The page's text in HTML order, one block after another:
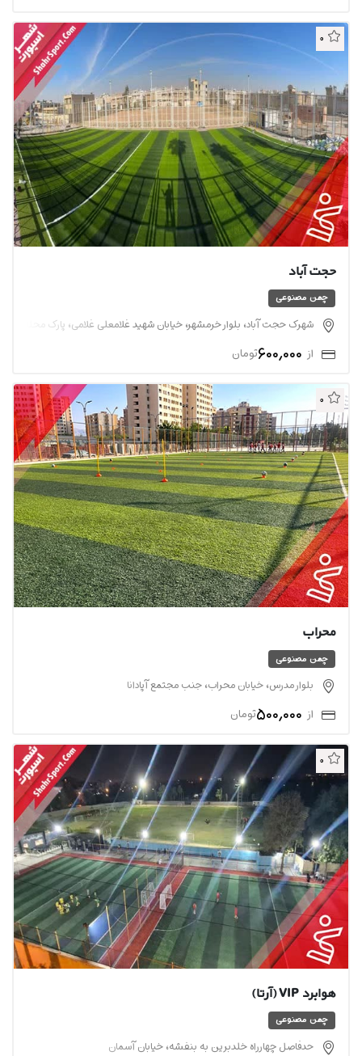
0
حجت آباد
چمن مصنوعی
شهرک حجت آباد، بلوار خرمشهر، خیابان شهید غلامعلی غلامی، پارک محله ای
از 600,000تومان
0
محراب
چمن مصنوعی
بلوار مدرس، خیابان محراب، جنب مجتمع آپادانا
از 500,000تومان
0
هوابرد VIP (آرتا)
چمن مصنوعی
حدفاصل چهارراه خلدبرین به بنفشه، خیابان آسمان